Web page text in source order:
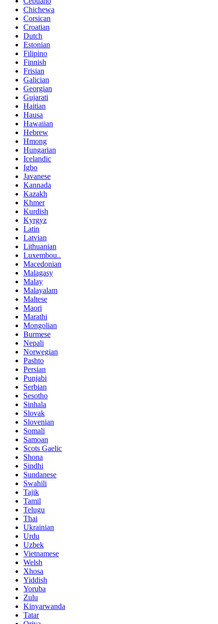
Chichewa
Corsican
Croatian
Dutch
Estonian
Filipino
Finnish
Frisian
Galician
Georgian
Gujarati
Haitian
Hausa
Hawaiian
Hebrew
Hmong
Hungarian
Icelandic
Igbo
Javanese
Kannada
Kazakh
Khmer
Kurdish
Kyrgyz
Latin
Latvian
Lithuanian
Luxembou..
Macedonian
Malagasy
Malay
Malayalam
Maltese
Maori
Marathi
Mongolian
Burmese
Nepali
Norwegian
Pashto
Persian
Punjabi
Serbian
Sesotho
Sinhala
Slovak
Slovenian
Somali
Samoan
Scots Gaelic
Shona
Sindhi
Sundanese
Swahili
Tajik
Tamil
Telugu
Thai
Ukrainian
Urdu
Uzbek
Vietnamese
Welsh
Xhosa
Yiddish
Yoruba
Zulu
Kinyarwanda
Tatar